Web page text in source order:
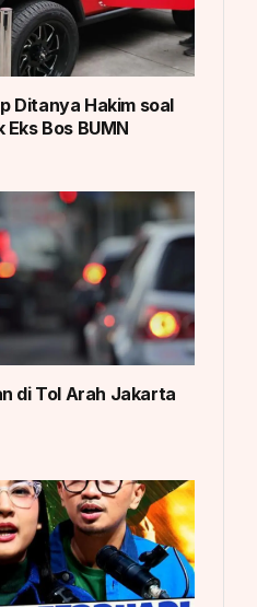
Ditanya Hakim soal
Bos BUMN
di Tol Arah Jakarta